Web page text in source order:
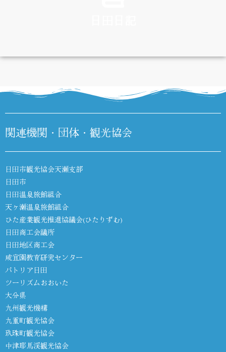
DIARY
関連機関・団体・観光協会
日田市観光協会天瀬支部
日田市
日田温泉旅館組合
天ヶ瀬温泉旅館組合
ひた産業観光推進協議会(ひたりずむ)
日田商工会議所
日田地区商工会
咸宜園教育研究センター
パトリア日田
ツーリズムおおいた
大分県
九州観光機構
九重町観光協会
玖珠町観光協会
中津耶馬渓観光協会